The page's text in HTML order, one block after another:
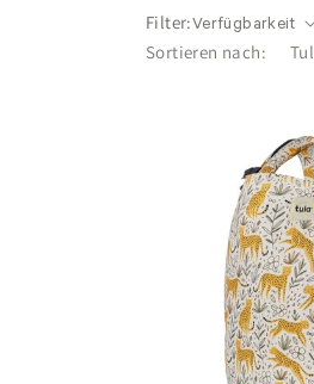
Filter: Verfügbarkeit
Sortieren nach: